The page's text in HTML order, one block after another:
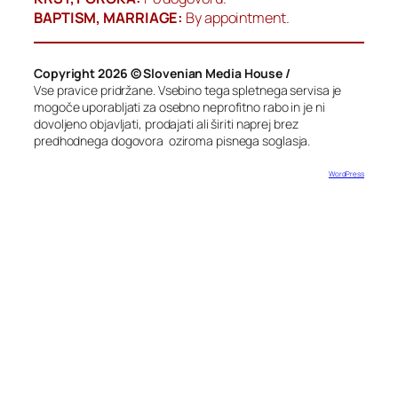
BAPTISM, MARRIAGE: By appointment.
Copyright 2026 © Slovenian Media House /
Vse pravice pridržane. Vsebino tega spletnega servisa je
mogoče uporabljati za osebno neprofitno rabo in je ni
dovoljeno objavljati, prodajati ali širiti naprej brez
predhodnega dogovora oziroma pisnega soglasja.
WordPress